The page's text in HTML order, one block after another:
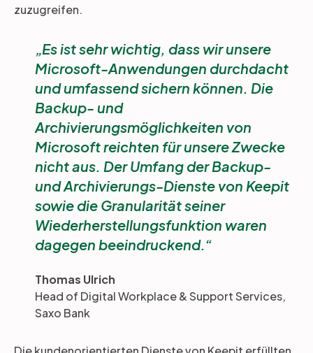
zuzugreifen.
Es ist sehr wichtig, dass wir unsere
Microsoft-Anwendungen durchdacht
und umfassend sichern können. Die
Backup- und
Archivierungsmöglichkeiten von
Microsoft reichten für unsere Zwecke
nicht aus. Der Umfang der Backup-
und Archivierungs-Dienste von Keepit
sowie die Granularität seiner
Wiederherstellungsfunktion waren
dagegen beeindruckend.
Thomas Ulrich
Head of Digital Workplace & Support Services,
Saxo Bank